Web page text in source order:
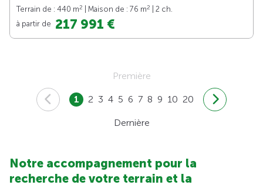
Terrain de : 440 m2 | Maison de : 76 m2
| 2 ch.
à partir de 217 991 €
Première
1 2 3 4 5 6 7 8 9 10 20
Dernière
Notre accompagnement pour la
recherche de votre terrain et la